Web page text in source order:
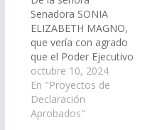
Senadora SONIA
ELIZABETH MAGNO,
que vería con agrado
que el Poder Ejecutivo
Provincial, a través del
Ministerio de
Infraestructura y de
los organismo
octubre 10, 2024
En "Proyectos de
Declaración
Aprobados"